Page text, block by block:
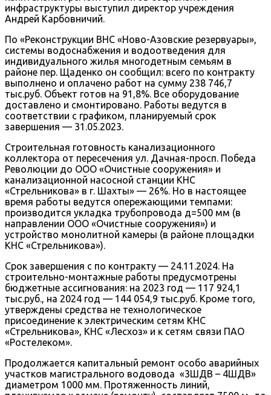
инфраструктуры выступил директор учреждения
Андрей Карбовничий.
По «Реконструкции ВНС «Ново-Азовские резервуары»,
системы водоснабжения и водоотведения для
индивидуального жилья многодетным семьям в
районе пер. Щаденко он сообщил: всего по контракту
выполнено и оплачено работ на сумму 238 746,7
тыс.руб. Объект готов на 91,8%. Все оборудование
доставлено и смонтировано. Работы ведутся в
соответствии с графиком, планируемый срок
завершения — 31.05.2023.
Строительная готовность канализационного
коллектора от пересечения ул. Дачная-просп. Победа
Революции до ООО «Очистные сооружения» и
канализационной насосной станции КНС
«Стрельникова» в г. Шахты» — 26%. Но в настоящее
время работы ведутся опережающими темпами:
производится укладка трубопровода д=500 мм (в
направлении ООО «Очистные сооружения») и
устройство монолитной камеры (в районе площадки
КНС «Стрельникова»).
Срок завершения с по контракту — 24.11.2024. На
строительно-монтажные работы предусмотрены
бюджетные ассигнования: на 2023 год — 117 924,1
тыс.руб., на 2024 год — 144 054,9 тыс.руб. Кроме того,
утверждены средства не технологическое
присоединение к электрическим сетям КНС
«Стрельникова», КНС «Лесхоз» и к сетям связи ПАО
«Ростелеком».
Продолжается капитальный ремонт особо аварийных
участков магистрального водовода «3ШДВ – 4ШДВ»
диаметром 1000 мм. Протяженность линий,